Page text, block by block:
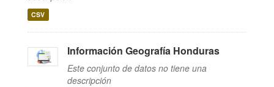
CSV
Información Geografía Honduras
Este conjunto de datos no tiene una
descripción